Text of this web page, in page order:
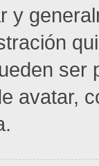
y
ser
avatar,